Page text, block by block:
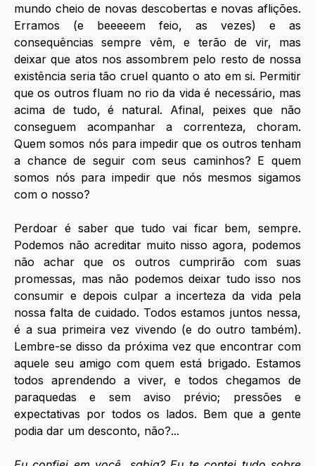
mundo cheio de novas descobertas e novas aflições.
Erramos (e beeeeem feio, as vezes) e as
consequências sempre vêm, e terão de vir, mas
deixar que atos nos assombrem pelo resto de nossa
existência seria tão cruel quanto o ato em si. Permitir
que os outros fluam no rio da vida é necessário, mas
acima de tudo, é natural. Afinal, peixes que não
conseguem acompanhar a correnteza, choram.
Quem somos nós para impedir que os outros tenham
a chance de seguir com seus caminhos? E quem
somos nós para impedir que nós mesmos sigamos
com o nosso?
Perdoar é saber que tudo vai ficar bem, sempre.
Podemos não acreditar muito nisso agora, podemos
não achar que os outros cumprirão com suas
promessas, mas não podemos deixar tudo isso nos
consumir e depois culpar a incerteza da vida pela
nossa falta de cuidado. Todos estamos juntos nessa,
é a sua primeira vez vivendo (e do outro também).
Lembre-se disso da próxima vez que encontrar com
aquele seu amigo com quem está brigado. Estamos
todos aprendendo a viver, e todos chegamos de
paraquedas e sem aviso prévio; pressões e
expectativas por todos os lados. Bem que a gente
podia dar um desconto, não?...